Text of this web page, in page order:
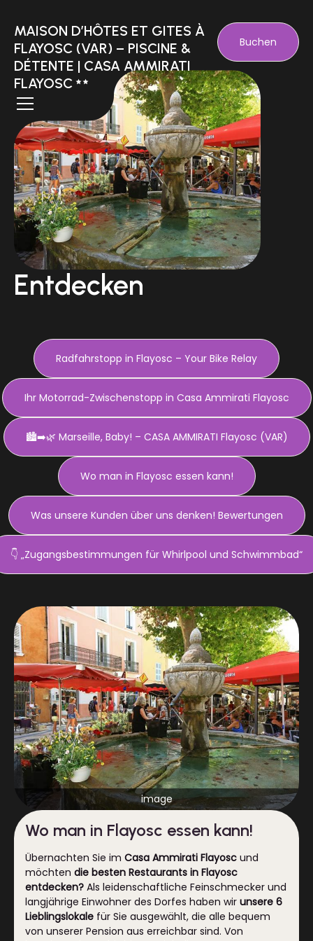
MAISON D’HÔTES ET GITES À
FLAYOSC (VAR) – PISCINE &
DÉTENTE | CASA AMMIRATI
FLAYOSC
Buchen
Entdecken
Radfahrstopp in Flayosc – Your Bike Relay
Ihr Motorrad-Zwischenstopp in Casa Ammirati Flayosc
🏙️➡️🌿 Marseille, Baby! – CASA AMMIRATI Flayosc (VAR)
Wo man in Flayosc essen kann!
Was unsere Kunden über uns denken! Bewertungen
👇 „Zugangsbestimmungen für Whirlpool und Schwimmbad“
image
Wo man in Flayosc essen kann!
Übernachten Sie im Casa Ammirati Flayosc und
möchten die besten Restaurants in Flayosc
entdecken? Als leidenschaftliche Feinschmecker und
langjährige Einwohner des Dorfes haben wir unsere 6
Lieblingslokale für Sie ausgewählt, die alle bequem
von unserer Pension aus erreichbar sind. Von